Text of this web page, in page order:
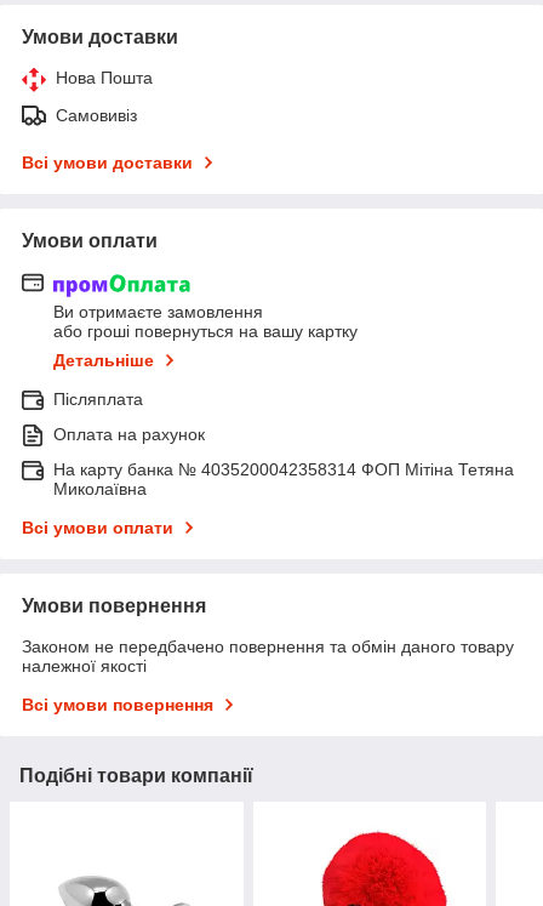
Умови доставки
Нова Пошта
Самовивіз
Всі умови доставки
Умови оплати
Ви отримаєте замовлення
або гроші повернуться на вашу картку
Детальніше
Післяплата
Оплата на рахунок
На карту банка № 4035200042358314 ФОП Мітіна Тетяна
Миколаївна
Всі умови оплати
Умови повернення
Законом не передбачено повернення та обмін даного товару
належної якості
Всі умови повернення
Подібні товари компанії